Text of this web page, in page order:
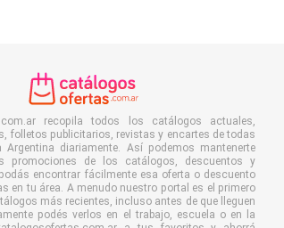
recopila todos los catálogos actuales,
folletos publicitarios, revistas y encartes de todas
Argentina diariamente. Así podemos mantenerte
promociones de los catálogos, descuentos y
encontrar fácilmente esa oferta o descuento
en tu área. A menudo nuestro portal es el primero
más recientes, incluso antes de que lleguen
podés verlos en el trabajo, escuela o en la